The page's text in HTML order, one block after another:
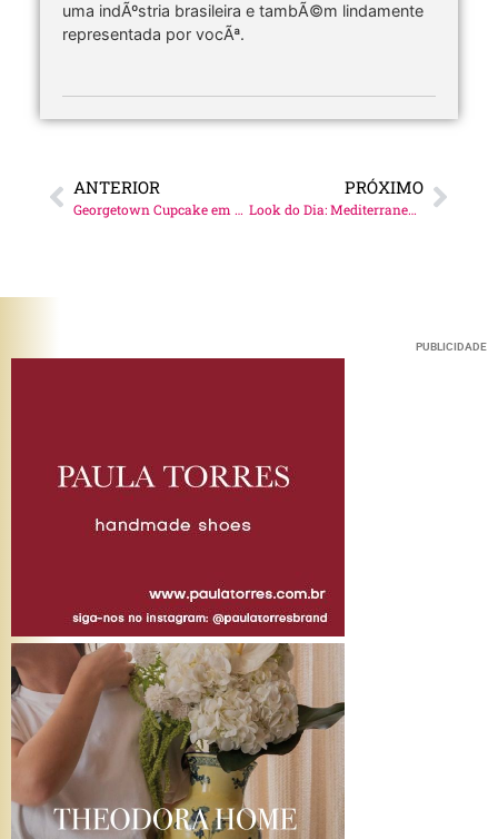
uma indÃºstria brasileira e tambÃ©m lindamente
representada por vocÃª.
ANTERIOR
Georgetown Cupcake em Washington D.C!
PRÓXIMO
Look do Dia: Mediterranea by Recco!
PUBLICIDADE